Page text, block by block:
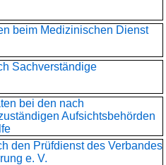
beim Medizinischen Dienst
Sachverständige
bei den nach
Aufsichtsbehörden
den Prüfdienst des Verbandes
e. V.